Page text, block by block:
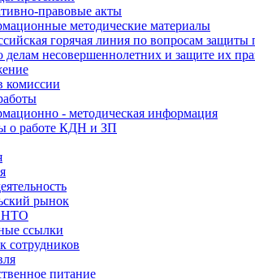
правовые акты
методические материалы
горячая линия по вопросам защиты
делам несовершеннолетних и защите их
комиссии
- методическая информация
о работе КДН и ЗП
рынок
НТО
ссылки
сотрудников
питание